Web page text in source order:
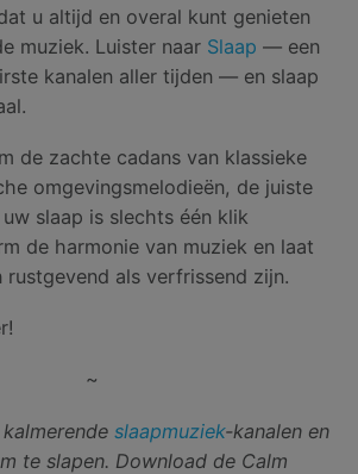
u altijd en overal kunt genieten
muziek. Luister naar Slaap — een
kanalen aller tijden — en slaap
de zachte cadans van klassieke
omgevingsmelodieën, de juiste
slaap is slechts één klik
de harmonie van muziek en laat
rustgevend als verfrissend zijn.
~
slaapmuziek-kanalen en
te slapen. Download de Calm